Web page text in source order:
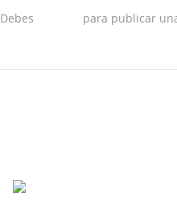
Debes para publicar